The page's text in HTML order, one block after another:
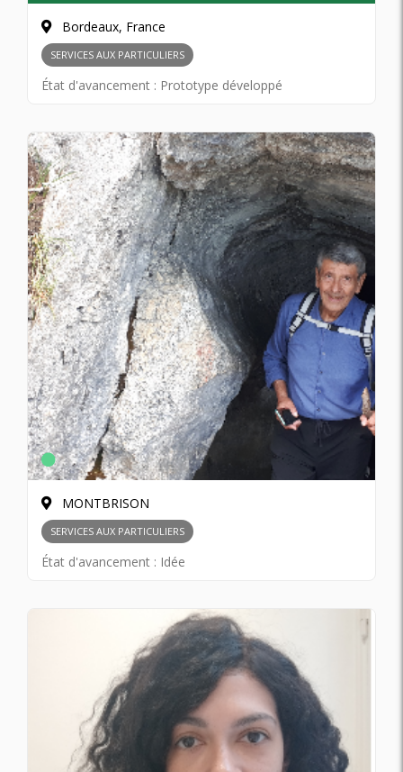
Bordeaux, France
SERVICES AUX PARTICULIERS
État d'avancement : Prototype développé
MONTBRISON
SERVICES AUX PARTICULIERS
État d'avancement : Idée